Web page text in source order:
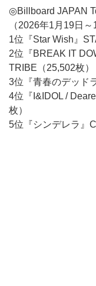
◎Billboard JAPAN
（2026年1月19日
1位『Star Wish』
2位『BREAK IT
TRIBE（25,502枚）
3位『青春のデッド
4位『I&IDOL /
枚）
5位『シンデレラ』